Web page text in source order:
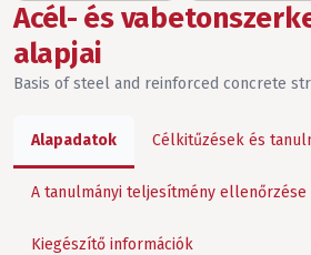
Acél- és
alapjai
Basis of steel and reinforced concrete
Alapadatok Célkitűzések és
A tanulmányi teljesítmény
Kiegészítő információk